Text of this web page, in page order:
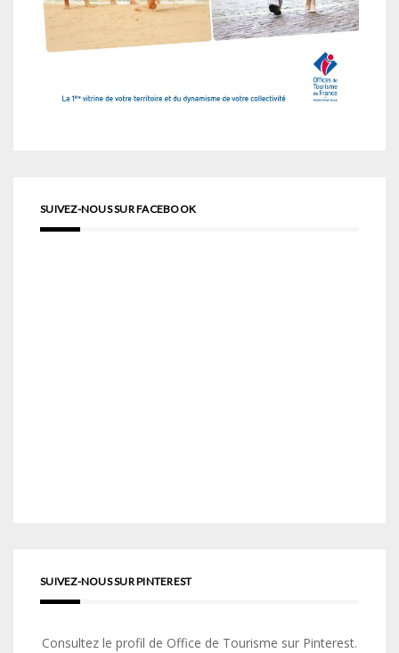
SUIVEZ-NOUS SUR FACEBOOK
SUIVEZ-NOUS SUR PINTEREST
Consultez le profil de Office de Tourisme sur Pinterest.